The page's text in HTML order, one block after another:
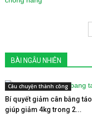
BÀI NGẪU NHIÊN
Câu chuyện thành công
Bí quyết giảm cân bằng táo
giúp giảm 4kg trong 2...